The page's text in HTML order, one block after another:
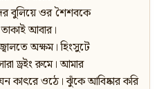
বুলিয়ে ওর শৈশবকে
আবার।
অক্ষম। হিংসুটে
ড্রইং রুমে। আমার
কাৎরে ওঠে। ঝুঁকে আবিষ্কার করি